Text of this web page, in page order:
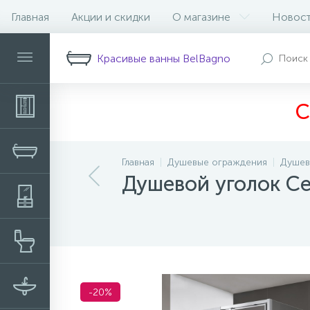
Главная Акции и скидки О магазине
Красивые ванны BelBagno
Главная Душевые ограждения
Душевой уголок
Описание Характеристики
-20%